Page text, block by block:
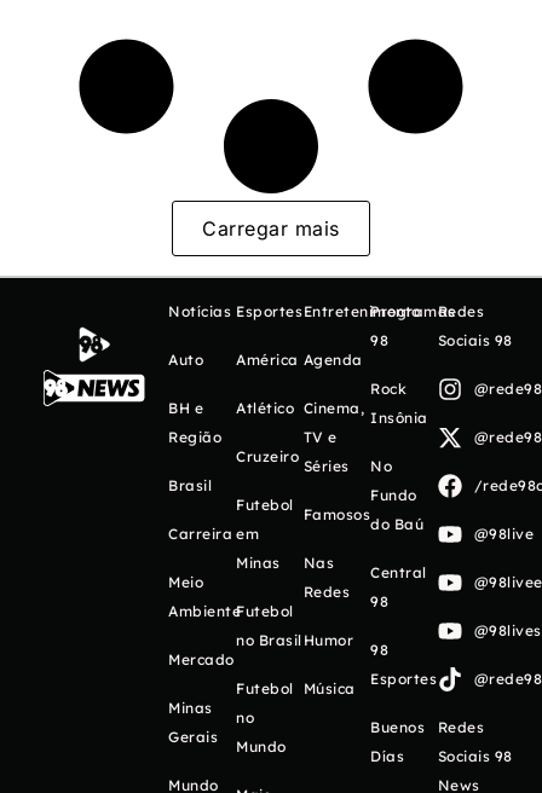
Carregar mais
Notícias
Auto
BH e
Região
Brasil
Carreira
Meio
Ambiente
Mercado
Minas
Gerais
Mundo
Esportes
América
Atlético
Cruzeiro
Futebol
em
Minas
Futebol
no Brasil
Futebol
no
Mundo
Entretenimento
Agenda
Cinema,
TV e
Séries
Famosos
Nas
Redes
Humor
Música
Programas
98
Rock
Insônia
No
Fundo
do Baú
Central
98
98
Esportes
Buenos
Días
Redes
Sociais 98
/
@98live
Redes
Sociais 98
News